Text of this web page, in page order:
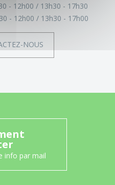
- 12h00
13h30 - 17h30
- 12h00 13h30 - 17h00
NOUS
info par mail